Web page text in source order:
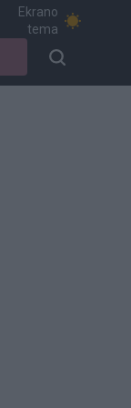
Ekrano
tema